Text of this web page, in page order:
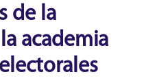
de la
academia